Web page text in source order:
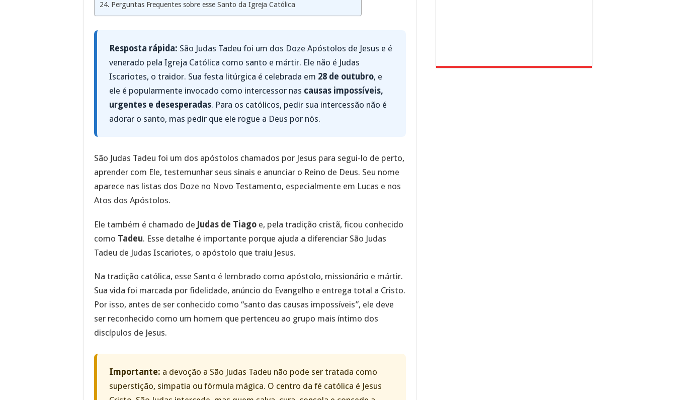
Perguntas Frequentes sobre esse Santo da Igreja Católica
Resposta rápida: São Judas Tadeu foi um dos Doze Apóstolos de Jesus e é
venerado pela Igreja Católica como santo e mártir. Ele não é Judas
Iscariotes, o traidor. Sua festa litúrgica é celebrada em 28 de outubro, e
ele é popularmente invocado como intercessor nas causas impossíveis,
urgentes e desesperadas. Para os católicos, pedir sua intercessão não é
adorar o santo, mas pedir que ele rogue a Deus por nós.
São Judas Tadeu foi um dos apóstolos chamados por Jesus para segui-lo de perto,
aprender com Ele, testemunhar seus sinais e anunciar o Reino de Deus. Seu nome
aparece nas listas dos Doze no Novo Testamento, especialmente em Lucas e nos
Atos dos Apóstolos.
Ele também é chamado de Judas de Tiago e, pela tradição cristã, ficou conhecido
como Tadeu. Esse detalhe é importante porque ajuda a diferenciar São Judas
Tadeu de Judas Iscariotes, o apóstolo que traiu Jesus.
Na tradição católica, esse Santo é lembrado como apóstolo, missionário e mártir.
Sua vida foi marcada por fidelidade, anúncio do Evangelho e entrega total a Cristo.
Por isso, antes de ser conhecido como “santo das causas impossíveis”, ele deve
ser reconhecido como um homem que pertenceu ao grupo mais íntimo dos
discípulos de Jesus.
Importante: a devoção a São Judas Tadeu não pode ser tratada como
superstição, simpatia ou fórmula mágica. O centro da fé católica é Jesus